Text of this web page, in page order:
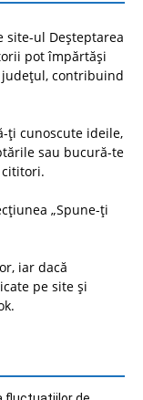
site-ul Deșteptarea
pot împărtăși
contribuind
ți cunoscute ideile,
sau bucură-te
„Spune-ți
iar dacă
pe site și